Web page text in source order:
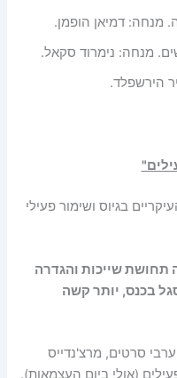
מנחה: דמיאן הופמן.
מנחה: נימרוד סקאל.
הירשפלד.
בגיוס ושימור פעילי
תחושת שייכות והגדרה
בכנס, יותר קשה
סרטים, מרצ'נדייס
(אולי ביום העצמאות).